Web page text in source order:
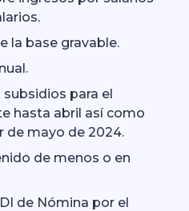
la base gravable.
para el
hasta abril así como
de mayo de 2024.
de menos o en
de Nómina por el